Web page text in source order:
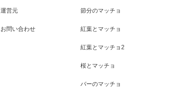
運営元
お問い合わせ
節分のマッチョ
紅葉とマッチョ
紅葉とマッチョ2
桜とマッチョ
バーのマッチョ